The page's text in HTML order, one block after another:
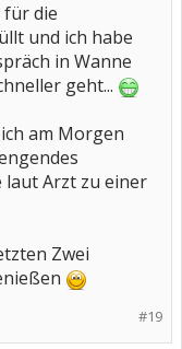
für die
und ich habe
in Wanne
geht...
am Morgen
laut Arzt zu einer
Zwei
#19